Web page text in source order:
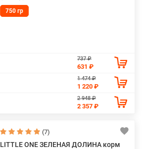
750 гр
737 ₽
631 ₽
1 474 ₽
1 220 ₽
2 948 ₽
2 357 ₽
(7)
LITTLE ONE ЗЕЛЕНАЯ ДОЛИНА корм